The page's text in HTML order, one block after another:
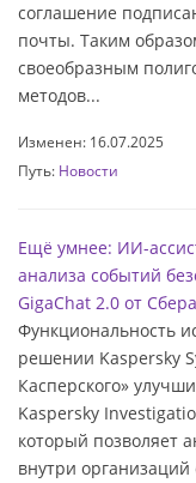
соглашение
почты. Таким
своеобразным
методов...
Изменен: 16.07.2025
Путь: Новости
Ещё умнее: ИИ-
анализа событий
GigaChat 2.0 от Сбера
Функциональность
решении Kaspersky
Касперского»
Kaspersky
который позволяет
внутри